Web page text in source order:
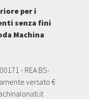
per i
senza fini
Machina
- REA BS-
versato €